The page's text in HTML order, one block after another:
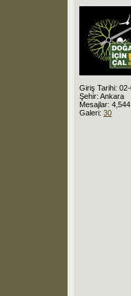
Giriş Tarihi:
Şehir: Ankara
Mesajlar: 4,544
Galeri: 30